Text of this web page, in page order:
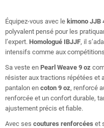
Équipez-vous avec le kimono JJB
polyvalent pensé pour les
l’expert. Homologué IBJJF, il
intensifs comme aux
Sa veste en Pearl Weave 9 oz
résister aux tractions répétées et
pantalon en coton 9 oz, renforcé
renforcée et un confort durable,
ajustement précis et fiable.
Avec ses coutures renforcées et